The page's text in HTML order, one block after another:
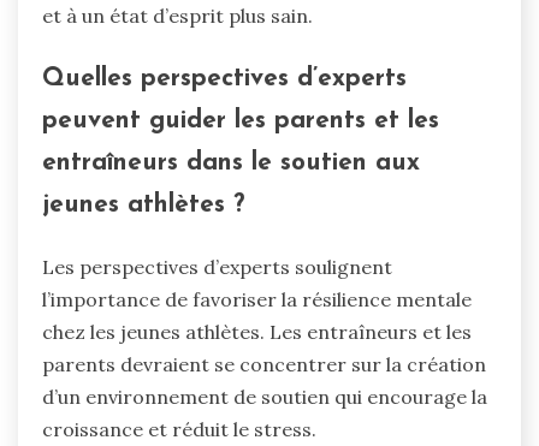
et à un état d’esprit plus sain.
Quelles perspectives d’experts
peuvent guider les parents et les
entraîneurs dans le soutien aux
jeunes athlètes ?
Les perspectives d’experts soulignent
l’importance de favoriser la résilience mentale
chez les jeunes athlètes. Les entraîneurs et les
parents devraient se concentrer sur la création
d’un environnement de soutien qui encourage la
croissance et réduit le stress.